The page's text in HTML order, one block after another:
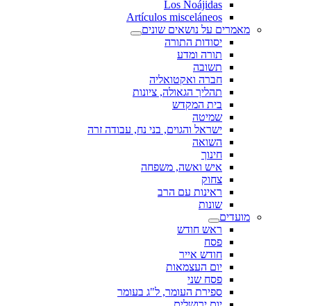
Los Noájidas
Artículos misceláneos
מאמרים על נושאים שונים
יסודות התורה
תורה ומדע
תשובה
חברה ואקטואליה
תהליך הגאולה, ציונות
בית המקדש
שמיטה
ישראל והגוים, בני נח, עבודה זרה
השואה
חינוך
איש ואשה, משפחה
צחוק
ראינות עם הרב
שונות
מועדים
ראש חודש
פסח
חודש אייר
יום העצמאות
פסח שני
ספירת העומר, ל"ג בעומר